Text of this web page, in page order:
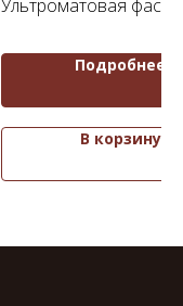
Ультроматовая
Подробнее
В корзину